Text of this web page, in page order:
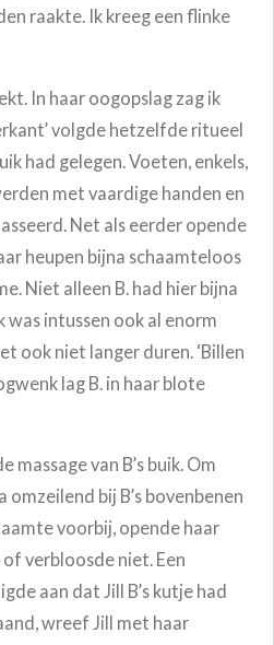
raakte. Ik kreeg een flinke
In haar oogopslag zag ik
volgde hetzelfde ritueel
had gelegen. Voeten, enkels,
met vaardige handen en
Net als eerder opende
heupen bijna schaamteloos
Niet alleen B. had hier bijna
was intussen ook al enorm
ook niet langer duren. ‘Billen
lag B. in haar blote
massage van B’s buik. Om
omzeilend bij B’s bovenbenen
voorbij, opende haar
verbloosde niet. Een
aan dat Jill B’s kutje had
wreef Jill met haar